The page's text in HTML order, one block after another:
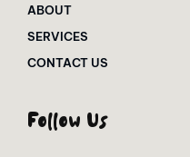
ABOUT
SERVICES
CONTACT US
Follow Us